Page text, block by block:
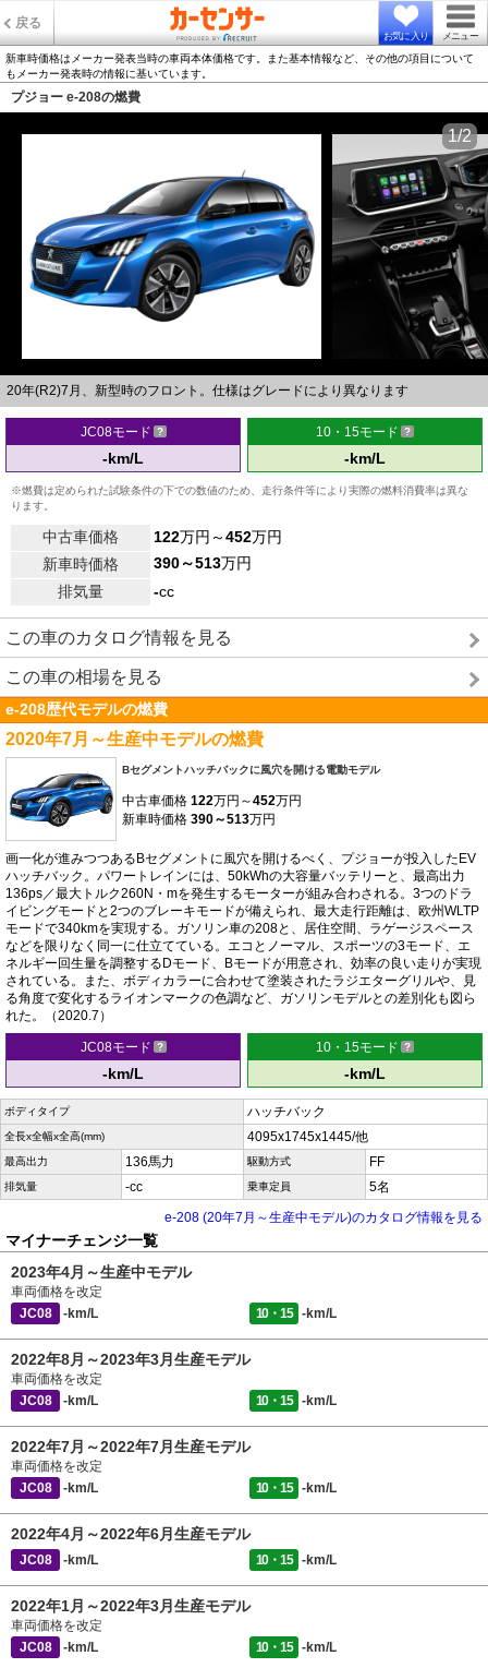
戻る
お気に入り メニュー
新車時価格はメーカー発表当時の車両本体価格です。また基本情報など、その他の項目について
もメーカー発表時の情報に基いています。
プジョー e-208の燃費
20年(R2)7月、新型時のフロント。仕様はグレードにより異なります
1/2
JC08モード
-km/L
10・15モード
-km/L
※燃費は定められた試験条件の下での数値のため、走行条件等により実際の燃料消費率は異な
ります。
中古車価格 122万円～452万円
新車時価格
390～513万円
排気量
-cc
この車のカタログ情報を見る
この車の相場を見る
e-208歴代モデルの燃費
2020年7月～生産中モデルの燃費
Bセグメントハッチバックに風穴を開ける電動モデル
中古車価格 122万円～452万円
新車時価格 390～513万円
画一化が進みつつあるBセグメントに風穴を開けるべく、プジョーが投入したEV
ハッチバック。パワートレインには、50kWhの大容量バッテリーと、最高出力
136ps／最大トルク260N・mを発生するモーターが組み合わされる。3つのドラ
イビングモードと2つのブレーキモードが備えられ、最大走行距離は、欧州WLTP
モードで340kmを実現する。ガソリン車の208と、居住空間、ラゲージスペース
などを限りなく同一に仕立てている。エコとノーマル、スポーツの3モード、エ
ネルギー回生量を調整するDモード、Bモードが用意され、効率の良い走りが実現
されている。また、ボディカラーに合わせて塗装されたラジエターグリルや、見
る角度で変化するライオンマークの色調など、ガソリンモデルとの差別化も図ら
れた。（2020.7）
JC08モード
-km/L
10・15モード
-km/L
ボディタイプ ハッチバック
全長x全幅x全高(mm) 4095x1745x1445/他
最高出力 136馬力 駆動方式 FF
排気量 -cc 乗車定員
5名
e-208 (20年7月～生産中モデル)のカタログ情報を見る
マイナーチェンジ一覧
2023年4月～生産中モデル
車両価格を改定
JC08
-km/L 10・15 -km/L
2022年8月～2023年3月生産モデル
車両価格を改定
JC08
-km/L 10・15 -km/L
2022年7月～2022年7月生産モデル
車両価格を改定
JC08
-km/L 10・15 -km/L
2022年4月～2022年6月生産モデル
JC08 -km/L 10・15 -km/L
2022年1月～2022年3月生産モデル
車両価格を改定
JC08
-km/L 10・15 -km/L